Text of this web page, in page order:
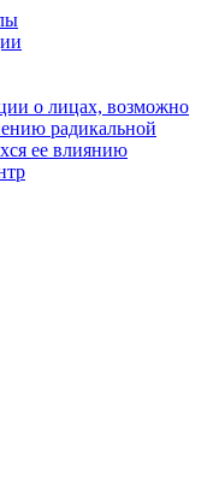
о лицах, возможно
радикальной
ее влиянию